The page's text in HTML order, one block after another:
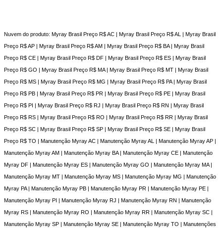
Nuvem do produto: Myray Brasil Preço R$ AC | Myray Brasil Preço R$ AL | Myray Brasil
Preço R$ AP | Myray Brasil Preço R$ AM | Myray Brasil Preço R$ BA | Myray Brasil
Preço R$ CE | Myray Brasil Preço R$ DF | Myray Brasil Preço R$ ES | Myray Brasil
Preço R$ GO | Myray Brasil Preço R$ MA | Myray Brasil Preço R$ MT | Myray Brasil
Preço R$ MS | Myray Brasil Preço R$ MG | Myray Brasil Preço R$ PA | Myray Brasil
Preço R$ PB | Myray Brasil Preço R$ PR | Myray Brasil Preço R$ PE | Myray Brasil
Preço R$ PI | Myray Brasil Preço R$ RJ | Myray Brasil Preço R$ RN | Myray Brasil
Preço R$ RS | Myray Brasil Preço R$ RO | Myray Brasil Preço R$ RR | Myray Brasil
Preço R$ SC | Myray Brasil Preço R$ SP | Myray Brasil Preço R$ SE | Myray Brasil
Preço R$ TO | Manutenção Myray AC | Manutenção Myray AL | Manutenção Myray AP |
Manutenção Myray AM | Manutenção Myray BA | Manutenção Myray CE | Manutenção
Myray DF | Manutenção Myray ES | Manutenção Myray GO | Manutenção Myray MA |
Manutenção Myray MT | Manutenção Myray MS | Manutenção Myray MG | Manutenção
Myray PA | Manutenção Myray PB | Manutenção Myray PR | Manutenção Myray PE |
Manutenção Myray PI | Manutenção Myray RJ | Manutenção Myray RN | Manutenção
Myray RS | Manutenção Myray RO | Manutenção Myray RR | Manutenção Myray SC |
Manutenção Myray SP | Manutenção Myray SE | Manutenção Myray TO | Manutenções